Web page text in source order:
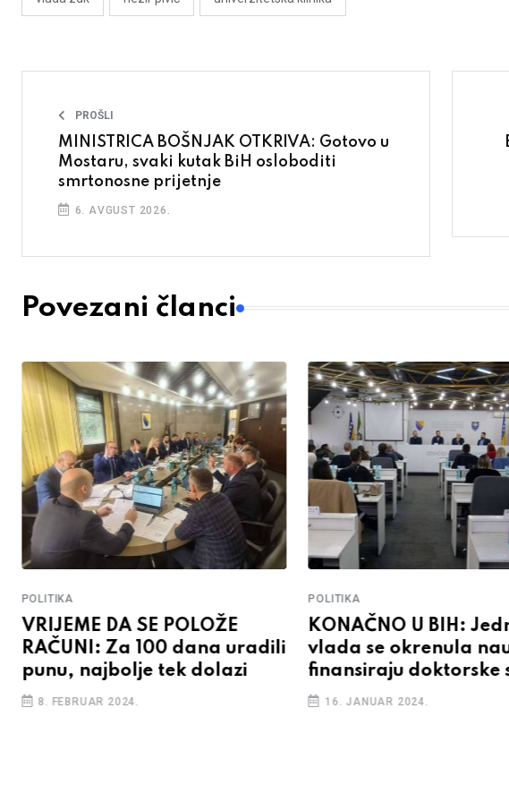
PROŠLI
MINISTRICA BOŠNJAK OTKRIVA: Gotovo u
Mostaru, svaki kutak BiH osloboditi
smrtonosne prijetnje
6. AVGUST 2026.
Povezani članci
POLITIKA
VRIJEME DA SE POLOŽE
RAČUNI: Za 100 dana uradili
punu, najbolje tek dolazi
8. FEBRUAR 2024.
POLITIKA
KONAČNO U BIH:
vlada se okrenula
finansiraju doktorske
16. JANUAR 2024.